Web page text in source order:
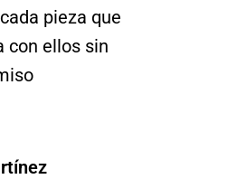
pieza que
con ellos sin